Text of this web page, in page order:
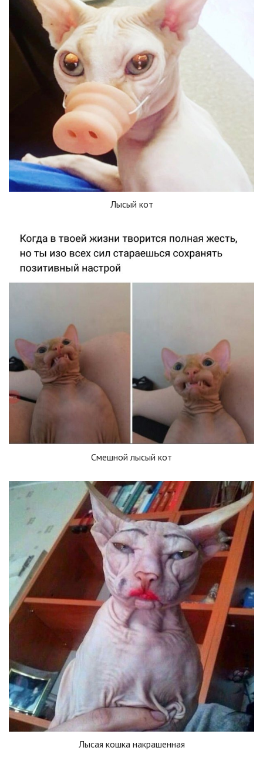
Лысый кот
Смешной лысый кот
Лысая кошка накрашенная